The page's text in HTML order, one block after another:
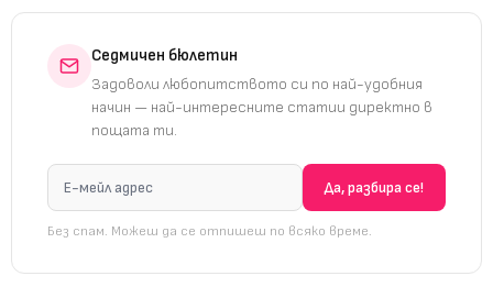
Седмичен бюлетин
Задоволи любопитството си по най-удобния
начин — най-интересните статии директно в
пощата ти.
Без спам. Можеш да се отпишеш по всяко време.